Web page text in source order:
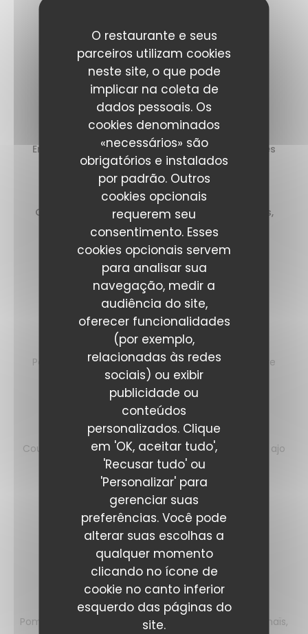
O restaurante e seus
parceiros utilizam cookies
neste site, o que pode
implicar na coleta de
dados pessoais. Os
cookies denominados
«necessários» são
obrigatórios e instalados
por padrão. Outros
cookies opcionais
requerem seu
consentimento. Esses
cookies opcionais servem
para analisar sua
navegação, medir a
audiência do site,
oferecer funcionalidades
(por exemplo,
relacionadas às redes
sociais) ou exibir
publicidade ou
conteúdos
personalizados. Clique
em 'OK, aceitar tudo',
'Recusar tudo' ou
'Personalizar' para
gerenciar suas
preferências. Você pode
alterar suas escolhas a
qualquer momento
clicando no ícone de
cookie no canto inferior
esquerdo das páginas do
site.
Les entrées
Ceviche de gambas à l’huile de coriandre,
guacamole, sauce leche de tigre
14,00 EUR
Encornet, coulis de piquillos au chorizo, tomates
cerises au basilic
14,00 EUR
Gratons de ris de veau, purée de fèves, cerises,
siphon de roquette
16,00 EUR
+2€ MENUS.
Les plats
Thon à l’huile de menthe
Petits pois et haricots verts, pêches grillées, beurre
nantais
24,00 EUR
Retour de la criée
Courgettes à la verveine, pomme dauphine, sauce ajo
blanco
29,00 EUR
+5€ MENUS.
Filet mignon ibérique fumé
Aubergine confite, pois chiches, féta au zaatar
24,00 EUR
Filet de bœuf
Pommes grenailles façon sarladaise, girolles, mini-maïs,
La cuisine de Mam